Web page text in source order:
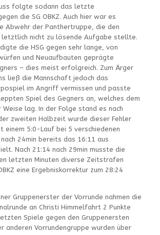
folgte sodann das letzte
die SG OBKZ. Auch hier war es
Abwehr der Panthertruppe, die den
letztlich nicht zu lösende Aufgabe stellte.
die HSG gegen sehr lange, von
und Neuaufbauten geprägte
– dies meist erfolgreich. Zum Ärger
ließ die Mannschaft jedoch das
im Angriff vermissen und passte
Spiel des Gegners an, welches dem
Weise lag. In der Folge stand es nach
zweiten Halbzeit wurde dieser Fehler
einem 5:0-Lauf bei 5 verschiedenen
24min bereits das 16:11 aus
Nach 21:14 nach 29min musste die
letzten Minuten diverse Zeitstrafen
eine Ergebniskorrektur zum 28:24
Gruppenerster der Vorrunde nahmen die
an Christi Himmelfahrt 2 Punkte
Spiele gegen den Gruppenersten
anderen Vorrundengruppe wurden über